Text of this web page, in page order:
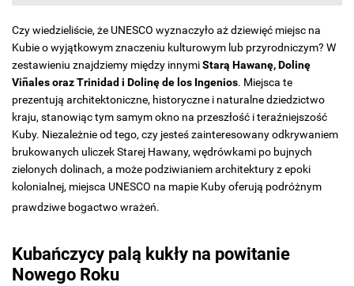
Czy wiedzieliście, że UNESCO wyznaczyło aż dziewięć miejsc na
Kubie o wyjątkowym znaczeniu kulturowym lub przyrodniczym? W
zestawieniu znajdziemy między innymiStarą Hawanę, Dolinę
Viñales oraz Trinidad i Dolinę de los Ingenios. Miejsca te
prezentują architektoniczne, historyczne i naturalne dziedzictwo
kraju, stanowiąc tym samym okno na przeszłość i teraźniejszość
Kuby. Niezależnie od tego, czy jesteś zainteresowany odkrywaniem
brukowanych uliczek Starej Hawany, wędrówkami po bujnych
zielonych dolinach, a może podziwianiem architektury z epoki
kolonialnej, miejsca UNESCO na mapie Kuby oferują podróżnym
prawdziwe bogactwo wrażeń.
Kubańczycy palą kukły na powitanie
Nowego Roku